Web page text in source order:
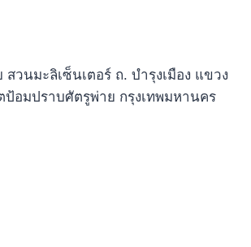
สวนมะลิเซ็นเตอร์ ถ. บำรุงเมือง แขวง
ป้อมปราบศัตรูพ่าย กรุงเทพมหานคร